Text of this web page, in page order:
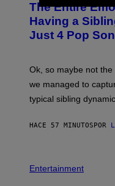
O
B
Y
A
L
/
T
M
A
The Entire
Having a
Just 4 Pop
Ok, so maybe not the
we managed to
typical sibling
HACE 57 MINUTOS POR
H
Entertainment